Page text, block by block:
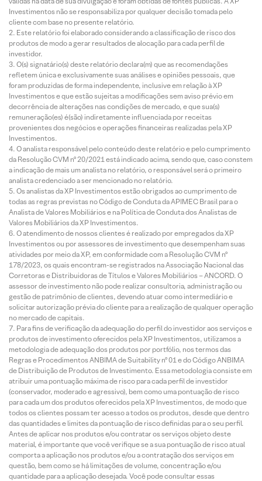
Investimentos não se responsabiliza por qualquer decisão tomada pelo
cliente com base no presente relatório.
Este relatório foi elaborado considerando a classificação de risco dos
produtos de modo a gerar resultados de alocação para cada perfil de
investidor.
O(s) signatário(s) deste relatório declara(m) que as recomendações
refletem única e exclusivamente suas análises e opiniões pessoais, que
foram produzidas de forma independente, inclusive em relação à XP
Investimentos e que estão sujeitas a modificações sem aviso prévio em
decorrência de alterações nas condições de mercado, e que sua(s)
remuneração(es) é(são) indiretamente influenciada por receitas
provenientes dos negócios e operações financeiras realizadas pela XP
Investimentos.
O analista responsável pelo conteúdo deste relatório e pelo cumprimento
da Resolução CVM nº 20/2021 está indicado acima, sendo que, caso constem
a indicação de mais um analista no relatório, o responsável será o primeiro
analista credenciado a ser mencionado no relatório.
Os analistas da XP Investimentos estão obrigados ao cumprimento de
todas as regras previstas no Código de Conduta da APIMEC Brasil para o
Analista de Valores Mobiliários e na Política de Conduta dos Analistas de
Valores Mobiliários da XP Investimentos.
O atendimento de nossos clientes é realizado por empregados da XP
Investimentos ou por assessores de investimento que desempenham suas
atividades por meio da XP, em conformidade com a Resolução CVM nº
178/2023, os quais encontram-se registrados na Associação Nacional das
Corretoras e Distribuidoras de Títulos e Valores Mobiliários – ANCORD. O
assessor de investimento não pode realizar consultoria, administração ou
gestão de patrimônio de clientes, devendo atuar como intermediário e
solicitar autorização prévia do cliente para a realização de qualquer operação
no mercado de capitais.
Para fins de verificação da adequação do perfil do investidor aos serviços e
produtos de investimento oferecidos pela XP Investimentos, utilizamos a
metodologia de adequação dos produtos por portfólio, nos termos das
Regras e Procedimentos ANBIMA de Suitability nº 01 e do Código ANBIMA
de Distribuição de Produtos de Investimento. Essa metodologia consiste em
atribuir uma pontuação máxima de risco para cada perfil de investidor
(conservador, moderado e agressivo), bem como uma pontuação de risco
para cada um dos produtos oferecidos pela XP Investimentos, de modo que
todos os clientes possam ter acesso a todos os produtos, desde que dentro
das quantidades e limites da pontuação de risco definidas para o seu perfil.
Antes de aplicar nos produtos e/ou contratar os serviços objeto deste
material, é importante que você verifique se a sua pontuação de risco atual
comporta a aplicação nos produtos e/ou a contratação dos serviços em
questão, bem como se há limitações de volume, concentração e/ou
quantidade para a aplicação desejada. Você pode consultar essas